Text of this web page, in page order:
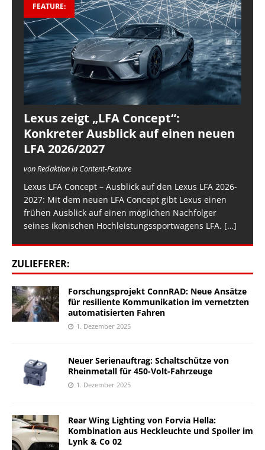
FEATURE:
Lexus zeigt „LFA Concept“:
Konkreter Ausblick auf einen neuen
LFA 2026/2027
von Redaktion in Content-Feature
Lexus LFA Concept – Ausblick auf den Lexus LFA 2026-
2027: Mit dem neuen LFA Concept gibt Lexus einen
frühen Ausblick auf einen möglichen Nachfolger
seines ikonischen Hochleistungssportwagens LFA. […]
ZULIEFERER:
Forschungsprojekt ConnRAD: Neue Ansätze
für resiliente Kommunikation im vernetzten
automatisierten Fahren
1. Dezember 2025
Neuer Serienauftrag: Schaltschütze von
Rheinmetall für 450-Volt-Fahrzeuge
1. Dezember 2025
Rear Wing Lighting von Forvia Hella:
Kombination aus Heckleuchte und Spoiler im
Lynk & Co 02